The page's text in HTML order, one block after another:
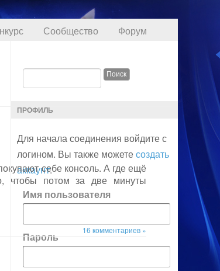
Сообщество Форум
себе консоль. А где ещё
чтобы потом за две минуты
16 комментариев »
ПРОФИЛЬ
Для начала соединения войдите с
логином. Вы также можетесоздать
аккаунт.
Имя пользователя
Пароль